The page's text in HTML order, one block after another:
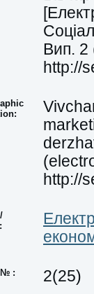
Вип.
http://
http://
№ : 2(25)